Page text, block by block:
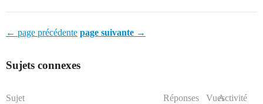
← page précédente page suivante →
Sujets connexes
Sujet Réponses VuesActivité